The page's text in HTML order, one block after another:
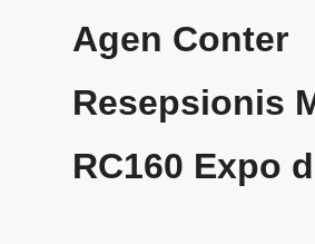
Agen Conter
Resepsionis
RC160 Expo